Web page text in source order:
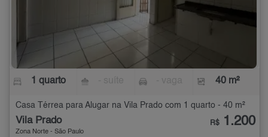
1 quarto 40 m²
Casa Térrea para Alugar na Vila Prado com 1 quarto - 40 m²
Vila Prado
Zona Norte - São Paulo
R$ 1.200